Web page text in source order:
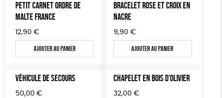
PETIT CARNET ORDRE DE
MALTE FRANCE
12,90 €
Ajouter au panier
BRACELET ROSE ET CROIX EN
NACRE
9,90 €
Ajouter au panier
VÉHICULE DE SECOURS
50,00 €
CHAPELET EN BOIS D’OLIVIER
32,00 €